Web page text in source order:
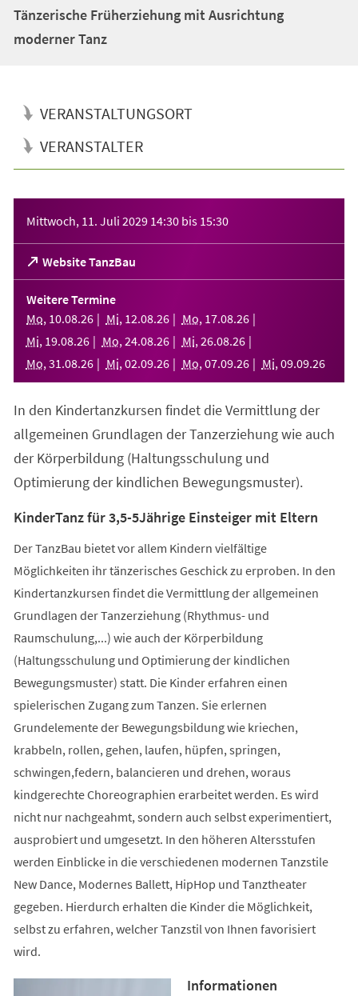
Tänzerische Früherziehung mit Ausrichtung
moderner Tanz
VERANSTALTUNGSORT
VERANSTALTER
Mittwoch, 11. Juli 2029 14:30 bis 15:30
Website TanzBau
(Öffnet
in
einem
neuen
Tab)
Weitere Termine
Mo, 10.08.26 Mi, 12.08.26 Mo, 17.08.26
Mi, 19.08.26 Mo, 24.08.26 Mi, 26.08.26
Mo, 31 .08.26 Mi, 02.09.26 Mo, 07.09.26 Mi, 09.09.26
In den Kindertanzkursen findet die Vermittlung der
allgemeinen Grundlagen der Tanzerziehung wie auch
der Körperbildung (Haltungsschulung und
Optimierung der kindlichen Bewegungsmuster).
KinderTanz für 3,5-5Jährige Einsteiger mit Eltern
Der TanzBau bietet vor allem Kindern vielfältige
Möglichkeiten ihr tänzerisches Geschick zu erproben. In den
Kindertanzkursen findet die Vermittlung der allgemeinen
Grundlagen der Tanzerziehung (Rhythmus- und
Raumschulung,...) wie auch der Körperbildung
(Haltungsschulung und Optimierung der kindlichen
Bewegungsmuster) statt. Die Kinder erfahren einen
spielerischen Zugang zum Tanzen. Sie erlernen
Grundelemente der Bewegungsbildung wie kriechen,
krabbeln, rollen, gehen, laufen, hüpfen, springen,
schwingen,federn, balancieren und drehen, woraus
kindgerechte Choreographien erarbeitet werden. Es wird
nicht nur nachgeahmt, sondern auch selbst experimentiert,
ausprobiert und umgesetzt. In den höheren Altersstufen
werden Einblicke in die verschiedenen modernen Tanzstile
New Dance, Modernes Ballett, HipHop und Tanztheater
gegeben. Hierdurch erhalten die Kinder die Möglichkeit,
selbst zu erfahren, welcher Tanzstil von Ihnen favorisiert
wird.
Informationen